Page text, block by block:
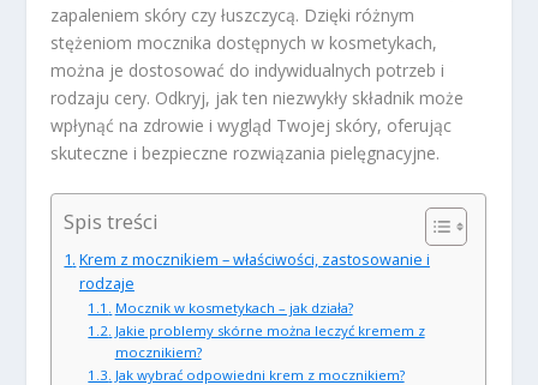
zapaleniem skóry czy łuszczycą. Dzięki różnym
stężeniom mocznika dostępnych w kosmetykach,
można je dostosować do indywidualnych potrzeb i
rodzaju cery. Odkryj, jak ten niezwykły składnik może
wpłynąć na zdrowie i wygląd Twojej skóry, oferując
skuteczne i bezpieczne rozwiązania pielęgnacyjne.
Spis treści
Krem z mocznikiem – właściwości, zastosowanie i
rodzaje
Mocznik w kosmetykach – jak działa?
Jakie problemy skórne można leczyć kremem z
mocznikiem?
Jak wybrać odpowiedni krem z mocznikiem?